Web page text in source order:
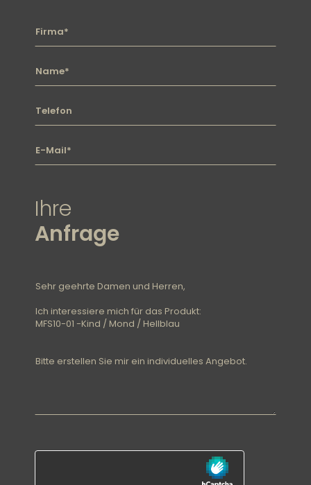
Ihre
Anfrage